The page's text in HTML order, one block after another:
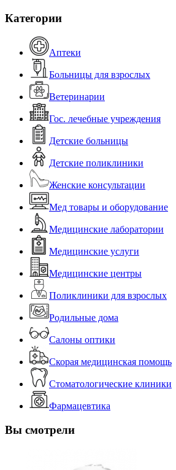
Категории
Аптеки
Больницы для взрослых
Ветеринарии
Гос. лечебные учреждения
Детские больницы
Детские поликлиники
Женские консультации
Мед товары и оборудование
Медицинские лаборатории
Медицинские услуги
Медицинские центры
Поликлиники для взрослых
Родильные дома
Салоны оптики
Скорая медицинская помощь
Стоматологические клиники
Фармацевтика
Вы смотрели